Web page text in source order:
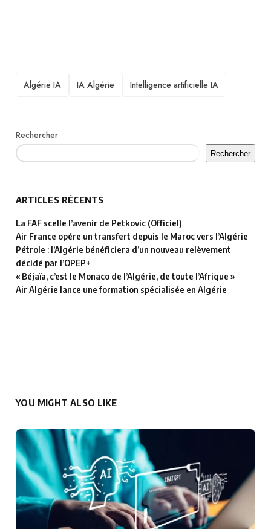
TAGS
Algérie IA IA Algérie Intelligence artificielle IA
Rechercher
Rechercher
ARTICLES RÉCENTS
La FAF scelle l’avenir de Petkovic (Officiel)
Air France opére un transfert depuis le Maroc vers l’Algérie
Pétrole : l’Algérie bénéficiera d’un nouveau relèvement
décidé par l’OPEP+
« Béjaïa, c’est le Monaco de l’Algérie, de toute l’Afrique »
Air Algérie lance une formation spécialisée en Algérie
YOU MIGHT ALSO LIKE